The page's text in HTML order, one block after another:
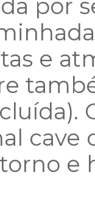
por
e
cave
e